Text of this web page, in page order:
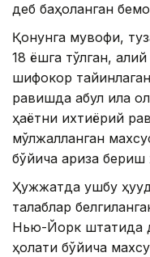
деб баҳоланган
Қонунга мувофиқ,
18 ёшга тўлган,
шифокор
равишда қабул қила
ҳаётни ихтиёрий
мўлжалланган
бўйича ариза бериш
Ҳужжатда ушбу
талаблар
Нью-Йорк штатида
ҳолати бўйича